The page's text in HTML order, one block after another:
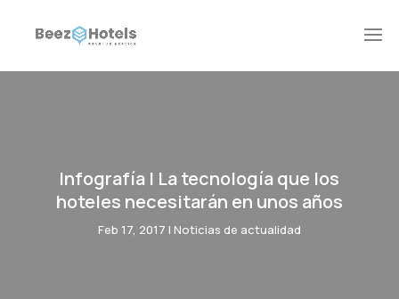
Infografía | La tecnología que los
hoteles necesitarán en unos años
Feb 17, 2017 | Noticias de actualidad